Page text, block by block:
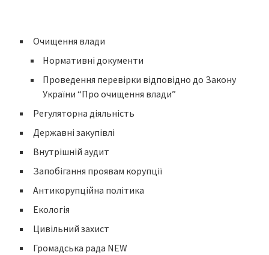
Очищення влади
Нормативні документи
Проведення перевірки відповідно до Закону
України “Про очищення влади”
Регуляторна діяльність
Державні закупівлі
Внутрішній аудит
Запобігання проявам корупції
Антикорупційна політика
Екологія
Цивільний захист
Громадська рада NEW